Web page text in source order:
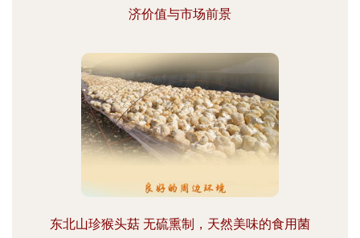
济价值与市场前景
东北山珍猴头菇 无硫熏制，天然美味的食用菌